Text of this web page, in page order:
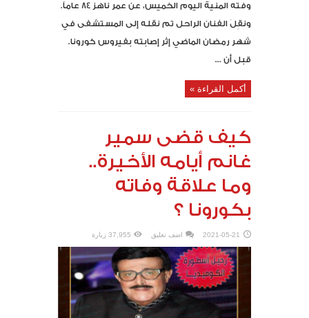
وفته المنية اليوم الخميس، عن عمر ناهز 84 عاماً.
ونقِلَ الفنان الراحل تم نقله إلى المستشفى في
شهر رمضان الماضي إثر إصابته بفيروس كورونا.
قبل أن ...
أكمل القراءة »
كيف قضى سمير
غانم أيامه الأخيرة..
وما علاقة وفاته
بكورونا ؟
2021-05-21 اضف تعليق 37,955 زيارة